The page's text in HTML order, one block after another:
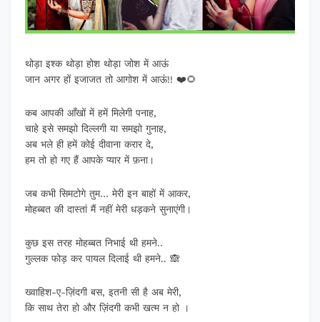
थोड़ा इश्क थोड़ा होश थोड़ा जोश में आऊं
जान अगर हों इजाजत तो आगोश में आऊं!! ❤️🌻
कब आपकी आँखों में हमें मिलेगी पनाह,
चाहे इसे समझो दिल्लगी या समझो गुनाह,
अब भले ही हमें कोई दीवाना करार दे,
हम तो हो गए हैं आपके प्यार में फ़ना।
जब कभी सिमटोगे तुम… मेरी इन बाहों में आकर,
मोहब्बत की दास्तां मैं नहीं मेरी धड़कने सुनाएंगी।
कुछ इस तरह मोहब्बत निभाई थी हमने..
गुल्लक फोड़ कर पायल दिलाई थी हमने.. 🙈
ख्वाहिश-ए-ज़िंदगी बस, इतनी सी है अब मेरी,
कि साथ तेरा हो और ज़िंदगी कभी खत्म न हो ।